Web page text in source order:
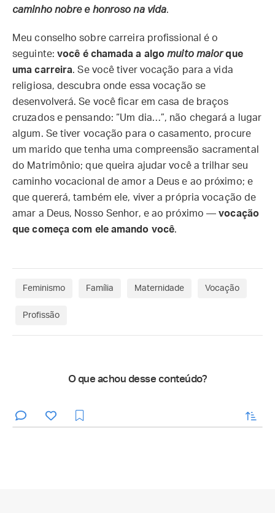
caminho nobre e honroso na vida.
Meu conselho sobre carreira profissional é o
seguinte: você é chamada a algomuito maiorque
uma carreira. Se você tiver vocação para a vida
religiosa, descubra onde essa vocação se
desenvolverá. Se você ficar em casa de braços
cruzados e pensando: “Um dia…”, não chegará a lugar
algum. Se tiver vocação para o casamento, procure
um marido que tenha uma compreensão sacramental
do Matrimônio; que queira ajudar você a trilhar seu
caminho vocacional de amor a Deus e ao próximo; e
que quererá, também ele, viver a própria vocação de
amar a Deus, Nosso Senhor, e ao próximo —vocação
que começa com ele amando você.
Feminismo Família Maternidade Vocação
Profissão
O que achou desse conteúdo?
enviar